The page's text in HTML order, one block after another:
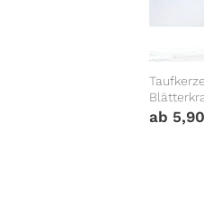
Namen,
ab 5,90